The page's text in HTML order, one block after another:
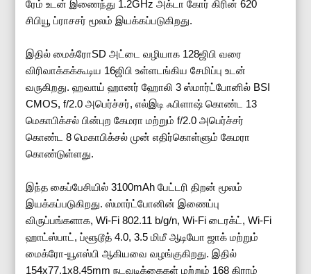
ரேம் உடன் இணைந்து 1.2GHz அக்டா கோர் கிரின் 620
சிபியூ ப்ராசசர் மூலம் இயக்கப்படுகிறது.
இதில் மைக்ரோSD அட்டை வழியாக 128ஜிபி வரை
விரிவாக்கக்கூடிய 16ஜிபி உள்ளடங்கிய சேமிப்பு உடன்
வருகிறது. ஹவாய் ஹானர் ஹோலி 3 ஸ்மார்ட்போனில் BSI
CMOS, f/2.0 அபெர்ச்சர், எல்இடி ஃபிளாஷ் கொண்ட 13
மெகாபிக்சல் பின்புற கேமரா மற்றும் f/2.0 அபெர்ச்சர்
கொண்ட 8 மெகாபிக்சல் முன் எதிர்கொள்ளும் கேமரா
கொண்டுள்ளது.
இந்த கைப்பேசியில் 3100mAh பேட்டரி திறன் மூலம்
இயக்கப்படுகிறது. ஸ்மார்ட்போனின் இணைப்பு
விருப்பங்களாக, Wi-Fi 802.11 b/g/n, Wi-Fi டைரக்ட், Wi-Fi
ஹாட்ஸ்பாட், ப்ளூடூத் 4.0, 3.5 மிமீ ஆடியோ ஜாக் மற்றும்
மைக்ரோ-யூஎஸ்பி ஆகியவை வழங்குகிறது. இதில்
154x77.1x8.45mm நடவடிக்கைகள் மற்றும் 168 கிராம்